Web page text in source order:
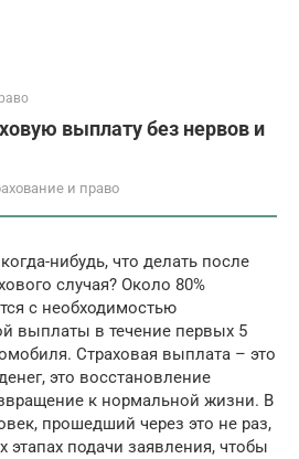
выплату без нервов и
и право
нибудь, что делать после
случая? Около 80%
с необходимостью
выплаты в течение первых 5
Страховая выплата – это
это восстановление
к нормальной жизни. В
прошедший через это не раз,
этапах подачи заявления, чтобы